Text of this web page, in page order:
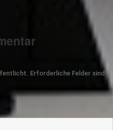
Erforderliche Felder sind